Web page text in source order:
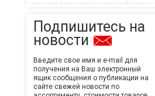
Подпишитесь на
новости
Введите свое имя и e-mail для
получения на Ваш электронный
ящик сообщения о публикации на
сайте свежей новости по